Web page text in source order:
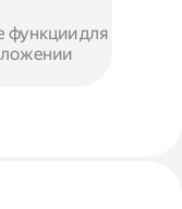
функции для